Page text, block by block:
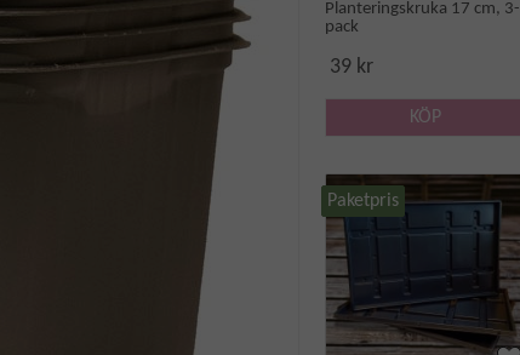
Planteringskruka 17 cm, 3-
pack
39 kr
KÖP
Paketpris